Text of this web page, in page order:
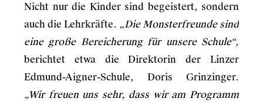
Nicht nur die Kinder sind begeistert, sondern
auch die Lehrkräfte. „Die Monsterfreunde sind
eine große Bereicherung für unsere Schule“,
berichtet etwa die Direktorin der Linzer
Edmund-Aigner-Schule, Doris Grinzinger.
„Wir freuen uns sehr, dass wir am Programm